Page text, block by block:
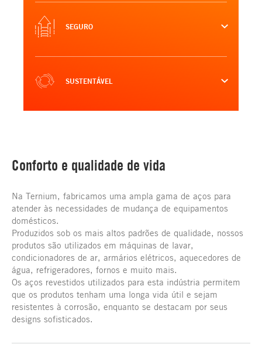
SEGURO
SUSTENTÁVEL
Conforto e qualidade de vida
Na Ternium, fabricamos uma ampla gama de aços para
atender às necessidades de mudança de equipamentos
domésticos.
Produzidos sob os mais altos padrões de qualidade, nossos
produtos são utilizados em máquinas de lavar,
condicionadores de ar, armários elétricos, aquecedores de
água, refrigeradores, fornos e muito mais.
Os aços revestidos utilizados para esta indústria permitem
que os produtos tenham uma longa vida útil e sejam
resistentes à corrosão, enquanto se destacam por seus
designs sofisticados.